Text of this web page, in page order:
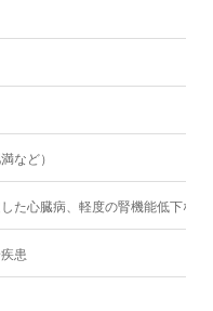
など）
た心臓病、軽度の腎機能低下など
患